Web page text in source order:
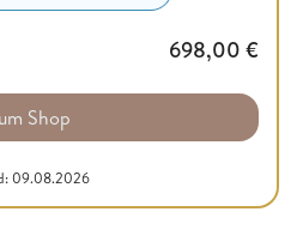
698,00 €
Shop
09.08.2026